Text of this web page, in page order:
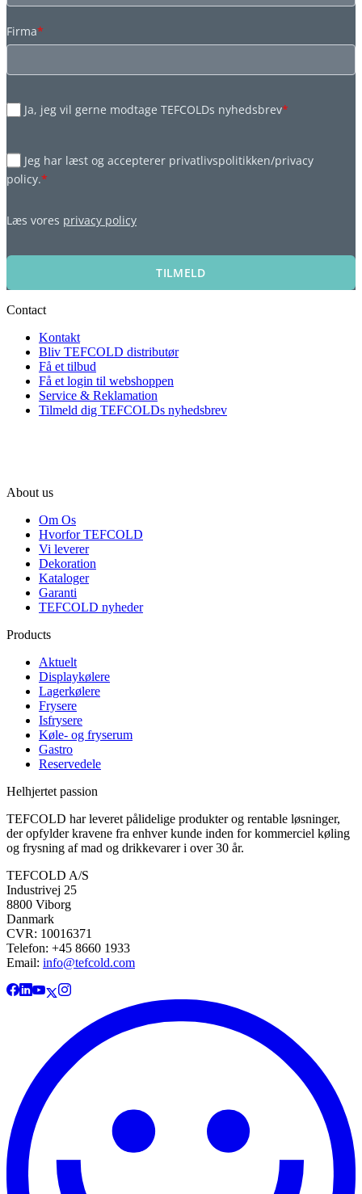
Firma*
Ja, jeg vil gerne modtage TEFCOLDs nyhedsbrev*
Jeg har læst og accepterer privatlivspolitikken/privacy
policy.*
Læs vores privacy policy
TILMELD
Contact
Kontakt
Bliv TEFCOLD distributør
Få et tilbud
Få et login til webshoppen
Service & Reklamation
Tilmeld dig TEFCOLDs nyhedsbrev
About us
Om Os
Hvorfor TEFCOLD
Vi leverer
Dekoration
Kataloger
Garanti
TEFCOLD nyheder
Products
Aktuelt
Displaykølere
Lagerkølere
Frysere
Isfrysere
Køle- og fryserum
Gastro
Reservedele
Helhjertet passion
TEFCOLD har leveret pålidelige produkter og rentable løsninger,
der opfylder kravene fra enhver kunde inden for kommerciel køling
og frysning af mad og drikkevarer i over 30 år.
TEFCOLD A/S
Industrivej 25
8800 Viborg
Danmark
CVR: 10016371
Telefon: +45 8660 1933
Email: info@tefcold.com